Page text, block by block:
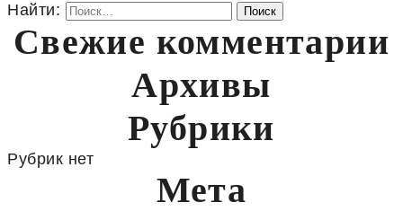
Найти:
Свежие комментарии
Архивы
Рубрики
Рубрик нет
Мета